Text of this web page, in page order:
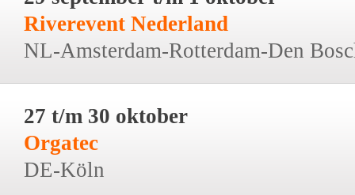
Riverevent Nederland
NL-Amsterdam-Rotterdam-Den
27 t/m 30 oktober
Orgatec
DE-Köln